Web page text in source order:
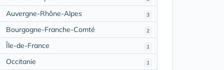
3
Auvergne-Rhône-Alpes
2
Bourgogne-Franche-Comté
1
Île-de-France
1
Occitanie